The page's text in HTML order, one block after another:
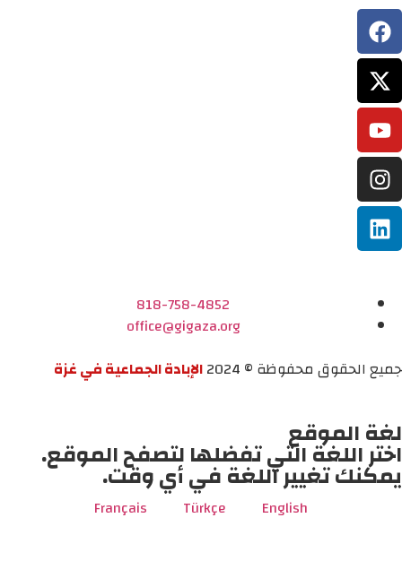
818-758-4852
office@gigaza.org
جميع الحقوق محفوظة © 2024
الإبادة الجماعية في غزة
لغة الموقع
اختر اللغة التي تفضلها لتصفح الموقع.
يمكنك تغيير اللغة في أي وقت.
English
Türkçe
Français